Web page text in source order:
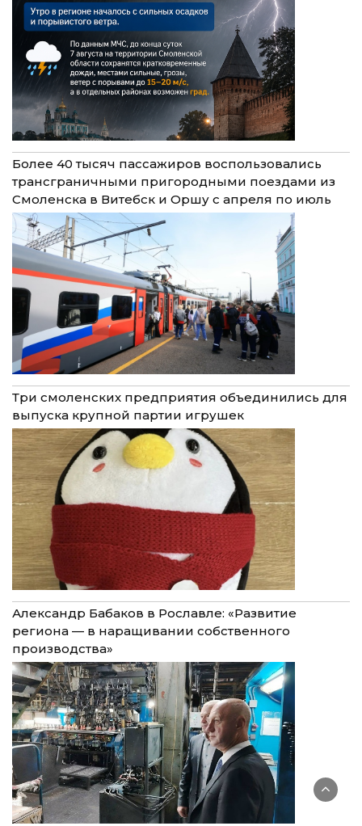
Более 40 тысяч пассажиров воспользовались
трансграничными пригородными поездами из
Смоленска в Витебск и Оршу с апреля по июль
Три смоленских предприятия объединились для
выпуска крупной партии игрушек
Александр Бабаков в Рославле: «Развитие
региона — в наращивании собственного
производства»